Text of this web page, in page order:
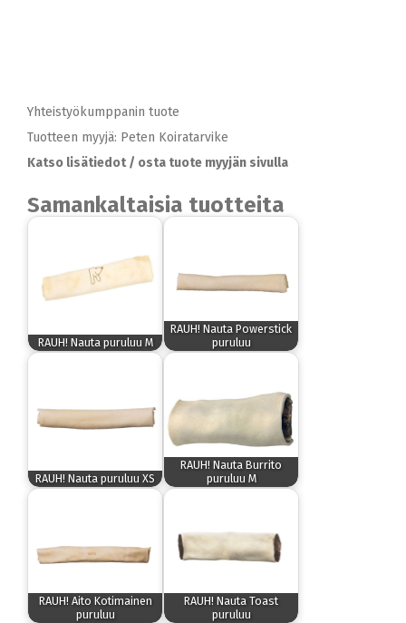
Yhteistyökumppanin tuote
Tuotteen myyjä: Peten Koiratarvike
Katso lisätiedot / osta tuote myyjän sivulla
Samankaltaisia tuotteita
RAUH! Nauta puruluu M
RAUH! Nauta Powerstick
puruluu
RAUH! Nauta puruluu XS
RAUH! Nauta Burrito
puruluu M
RAUH! Aito Kotimainen
puruluu
RAUH! Nauta Toast
puruluu